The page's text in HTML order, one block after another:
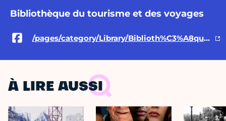
Bibliothèque du tourisme et des voyages
/pages/category/Library/Biblioth%C3%A8que-du-Tourisme-et-des-Voyages-504104166388040/
À LIRE AUSSI